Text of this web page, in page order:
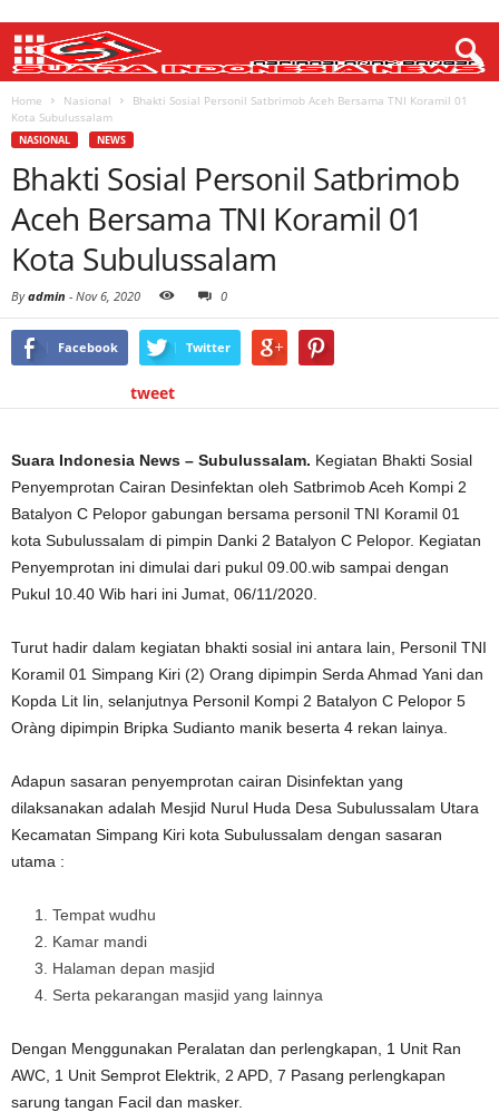
Home Nasional
Bhakti Sosial Personil Satbrimob Aceh Bersama TNI Koramil 01
Kota Subulussalam
NASIONAL NEWS
Bhakti Sosial Personil Satbrimob
Aceh Bersama TNI Koramil 01
Kota Subulussalam
Byadmin - Nov 6, 2020 0
Facebook Twitter
tweet
Suara Indonesia News – Subulussalam. Kegiatan Bhakti Sosial
Penyemprotan Cairan Desinfektan oleh Satbrimob Aceh Kompi 2
Batalyon C Pelopor gabungan bersama personil TNI Koramil 01
kota Subulussalam di pimpin Danki 2 Batalyon C Pelopor. Kegiatan
Penyemprotan ini dimulai dari pukul 09.00.wib sampai dengan
Pukul 10.40 Wib hari ini Jumat, 06/11/2020.
Turut hadir dalam kegiatan bhakti sosial ini antara lain, Personil TNI
Koramil 01 Simpang Kiri (2) Orang dipimpin Serda Ahmad Yani dan
Kopda Lit Iin, selanjutnya Personil Kompi 2 Batalyon C Pelopor 5
Oràng dipimpin Bripka Sudianto manik beserta 4 rekan lainya.
Adapun sasaran penyemprotan cairan Disinfektan yang
dilaksanakan adalah Mesjid Nurul Huda Desa Subulussalam Utara
Kecamatan Simpang Kiri kota Subulussalam dengan sasaran
utama :
Tempat wudhu
Kamar mandi
Halaman depan masjid
Serta pekarangan masjid yang lainnya
Dengan Menggunakan Peralatan dan perlengkapan, 1 Unit Ran
AWC, 1 Unit Semprot Elektrik, 2 APD, 7 Pasang perlengkapan
sarung tangan Facil dan masker.